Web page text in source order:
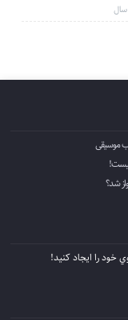
موسیقی
شد؟
خود را ايجاد كنيد!